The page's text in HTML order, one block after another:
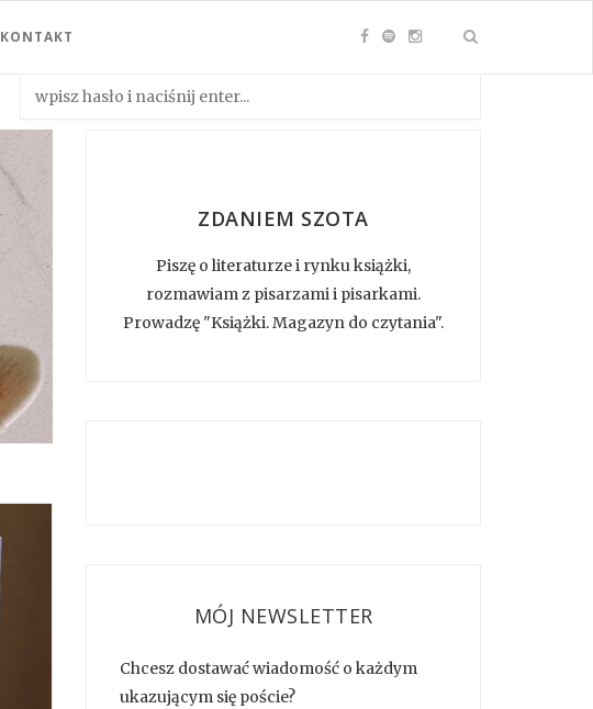
KONTAKT
ZDANIEM SZOTA
Piszę o literaturze i rynku książki,
rozmawiam z pisarzami i pisarkami.
Prowadzę "Książki. Magazyn do czytania".
MÓJ NEWSLETTER
Chcesz dostawać wiadomość o każdym
ukazującym się poście?